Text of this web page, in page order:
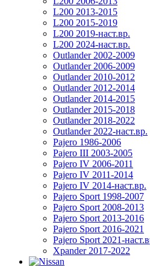
L200 2013-2015
L200 2015-2019
L200 2019-наст.вр.
L200 2024-наст.вр.
Outlander 2002-2009
Outlander 2006-2009
Outlander 2010-2012
Outlander 2012-2014
Outlander 2014-2015
Outlander 2015-2018
Outlander 2018-2022
Outlander 2022-наст.вр.
Pajero 1986-2006
Pajero III 2003-2005
Pajero IV 2006-2011
Pajero IV 2011-2014
Pajero IV 2014-наст.вр.
Pajero Sport 1998-2007
Pajero Sport 2008-2013
Pajero Sport 2013-2016
Pajero Sport 2016-2021
Pajero Sport 2021-
Xpander 2017-2022